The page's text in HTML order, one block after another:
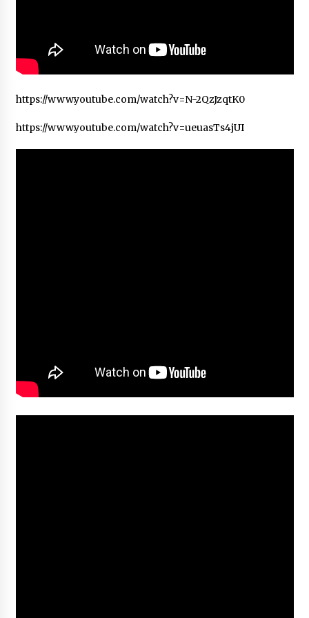
https://www.youtube.com/watch?v=N-2QzJzqtK0
https://www.youtube.com/watch?v=ueuasTs4jUI